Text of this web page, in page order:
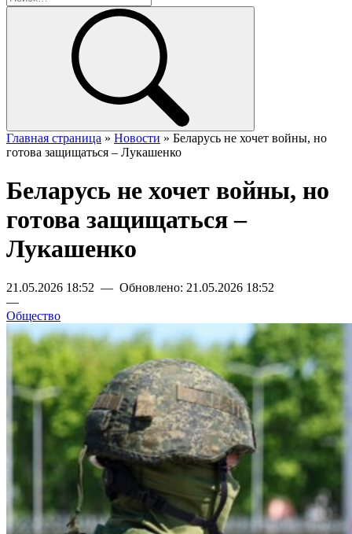
Главная страница » Новости » Беларусь не хочет войны, но
готова защищаться – Лукашенко
Беларусь не хочет войны, но
готова защищаться –
Лукашенко
21.05.2026 18:52 — Обновлено: 21.05.2026 18:52
—
Общество